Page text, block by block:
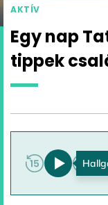
AKTÍV
Egy nap
tippek